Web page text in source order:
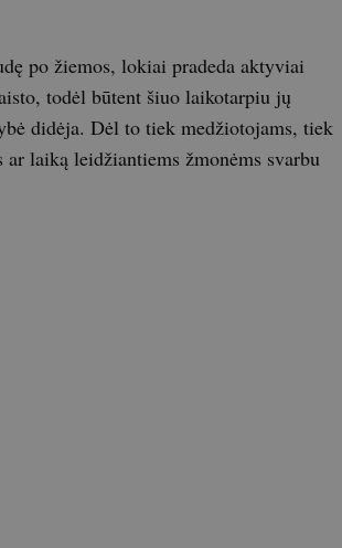
po žiemos, lokiai pradeda aktyviai
todėl būtent šiuo laikotarpiu jų
didėja. Dėl to tiek medžiotojams, tiek
ar laiką leidžiantiems žmonėms svarbu